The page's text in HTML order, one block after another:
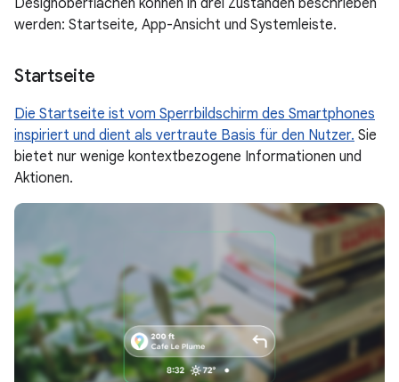
Designoberflächen können in drei Zuständen beschrieben
werden: Startseite, App-Ansicht und Systemleiste.
Startseite
Die Startseite ist vom Sperrbildschirm des Smartphones
inspiriert und dient als vertraute Basis für den Nutzer. Sie
bietet nur wenige kontextbezogene Informationen und
Aktionen.